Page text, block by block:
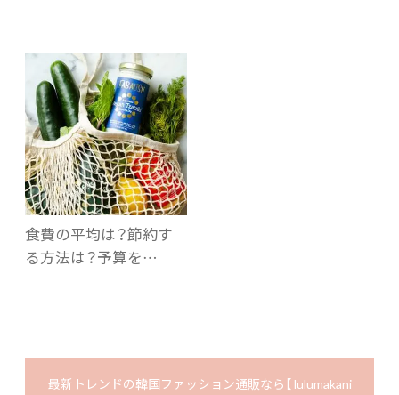
食費の平均は？節約す
る方法は？予算を…
最新トレンドの韓国ファッション通販なら【 lulumakani